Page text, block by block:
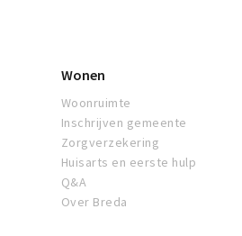
Wonen
Woonruimte
Inschrijven gemeente
Zorgverzekering
Huisarts en eerste hulp
Q&A
Over Breda